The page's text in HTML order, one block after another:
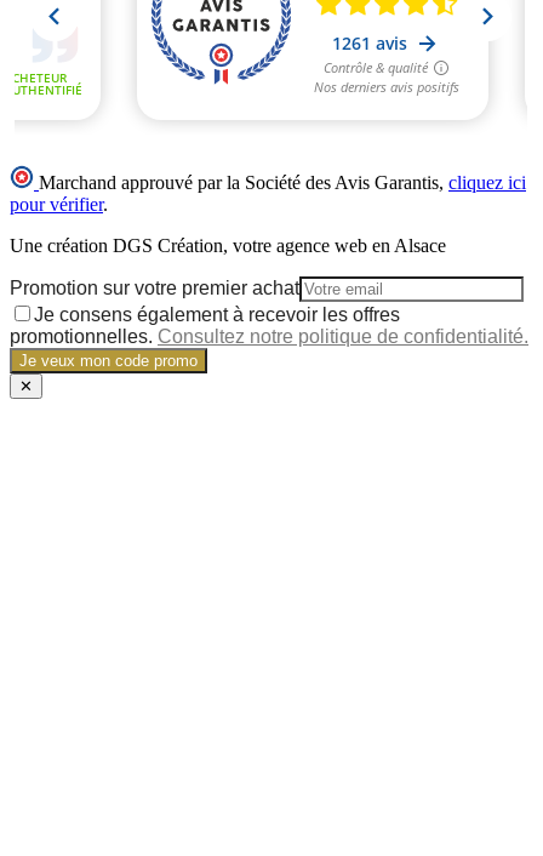
Marchand approuvé par la Société des Avis Garantis, cliquez ici
pour vérifier.
Une création DGS Création, votre agence web en Alsace
Promotion sur votre premier achat
Je consens également à recevoir les offres
promotionnelles. Consultez notre politique de confidentialité.
Je veux mon code promo
✕